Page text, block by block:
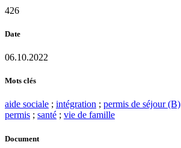
426
Date
06.10.2022
Mots clés
aide sociale ; intégration ; permis de séjour (B)
permis ; santé ; vie de famille
Document